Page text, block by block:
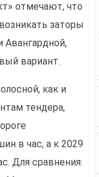
отмечают, что
заторы
Авангардной,
вариант.
как и
тендера,
в час, а к 2029
Для сравнения: